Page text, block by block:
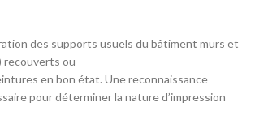
des supports usuels du bâtiment murs et
recouverts ou
en bon état. Une reconnaissance
pour déterminer la nature d’impression